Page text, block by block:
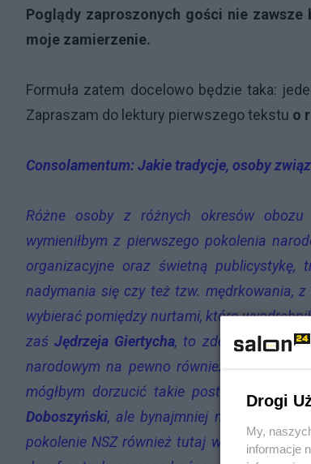
Poglądy zaproszonych gości nie
moje zamierzenie.
Formuła zatem docelowo będzie taka:
Zapraszam do lektury pierwszego tekstu o
Consolamentum: Jakie tradycje, osoby
Różne osoby z różnych okresów obozu
wymieniłbym z pierwszego pokolenia
organizacyjne oraz świetną publicystykę,
nadymania się czy też tzw. mędrkowania,
wybierać pomiędzy nurtami, które
zaśJędrzeja Giertycha, to zdecydowanie
narodowym na pewno również
mógłbym dorzucić takie postaci jak
Doboszyński, ale bynajmniej nie za to z
pokolenie NSZ również tutaj wchodziłoby
Drogi
My,
informacje